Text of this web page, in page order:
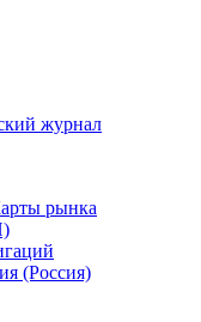
журнал
рынка
(Россия)